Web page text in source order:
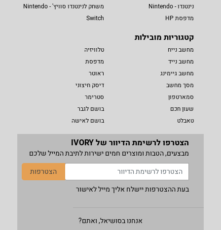
נינטנדו - Nintendo
מדפסת HP
משחק לנינטנדו סוויץ' - Nintendo
Switch
קטגוריות מובילות
מחשב נייח
מחשב נייד
מחשב גיימינג
מסך מחשב
סמארטפון
שעון חכם
טאבלט
טלוויזיה
מדפסת
ראוטר
דיסק חיצוני
סטרימר
בושם לגבר
בושם לאישה
הצטרפו לרשימת הדיוור של IVORY
מבצעים, הטבות ומוצרים חמים ישירות לתיבת המייל שלכם
הצטרפות
בעת ההצטרפות יישלח אליך מייל לאישור
אנחנו בסושיאל, ואתם?